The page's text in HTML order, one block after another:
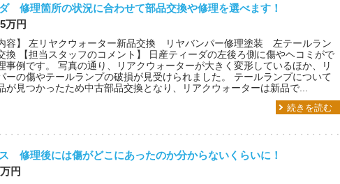
修理箇所の状況に合わせて部品交換や修理を選べます！
万円
内容】 左リヤクウォーター新品交換 リヤバンパー修理塗装 左テールラン
換 【担当スタッフのコメント】 日産ティーダの左後ろ側に傷やヘコミがで
事例です。 写真の通り、リアクウォーターが大きく変形しているほか、リ
ーの傷やテールランプの破損が見受けられました。 テールランプについて
が見つかったため中古部品交換となり、リアクウォーターは新品で...
続きを読む
修理後には傷がどこにあったのか分からないくらいに！
円